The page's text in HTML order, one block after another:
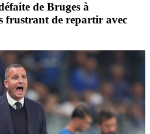
de Bruges à
frustrant de repartir avec